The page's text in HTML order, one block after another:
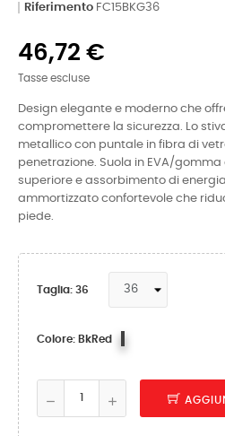
Riferimento FC15BKG36
46,72 €
Tasse escluse
Design elegante e moderno che
compromettere la sicurezza. Lo
metallico con puntale in fibra di
penetrazione. Suola in EVA/
superiore e assorbimento di
ammortizzato confortevole che
piede.
Taglia: 36
Colore: BkRed